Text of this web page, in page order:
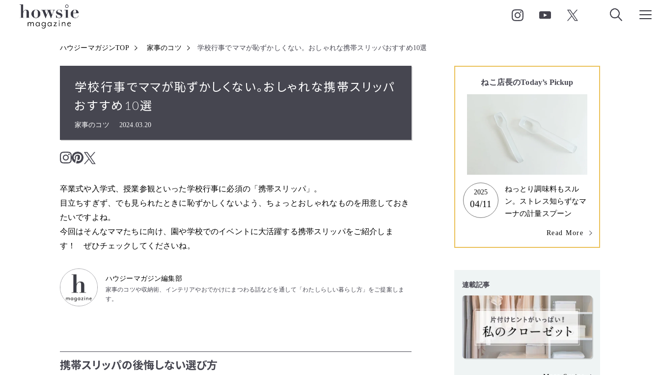
ハウジーマガジンTOP 家事のコツ 学校行事でママが恥ずかしくない。おしゃれな携帯スリッパおすすめ10選
学校行事でママが恥ずかしくない。おしゃれな携帯スリッパ
おすすめ10選
家事のコツ 2024.03.20
卒業式や入学式、授業参観といった学校行事に必須の「携帯スリッパ」。
目立ちすぎず、でも見られたときに恥ずかしくないよう、ちょっとおしゃれなものを用意しておき
たいですよね。
今回はそんなママたちに向け、園や学校でのイベントに大活躍する携帯スリッパをご紹介しま
す！ ぜひチェックしてくださいね。
ハウジーマガジン編集部
家事のコツや収納術、インテリアやおでかけにまつわる話などを通して「わたしらしい暮らし方」をご提案しま
す。
携帯スリッパの後悔しない選び方
ねこ店長のToday’s Pickup
2025
04/11
ねっとり調味料もスル
ン。ストレス知らずなマ
ーナの計量スプーン
Read More
連載記事